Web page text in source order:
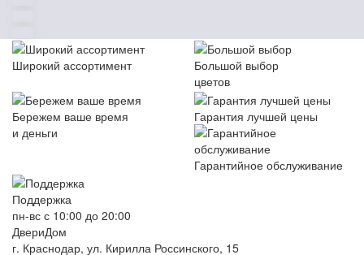
Широкий ассортимент
Большой выбор
цветов
Бережем ваше время
и деньги
Гарантия лучшей цены
Гарантийное обслуживание
Поддержка
пн-вс с 10:00 до 20:00
ДвериДом
г. Краснодар, ул. Кирилла Россинского, 15